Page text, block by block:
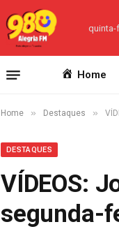
quinta-
Home
Home » Destaques »
DESTAQUES
VÍDEOS:
segunda-